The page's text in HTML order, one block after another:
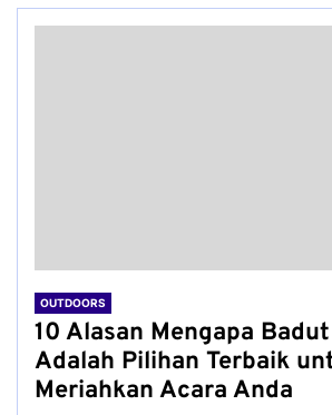
OUTDOORS
10 Alasan Mengapa
Adalah Pilihan Terbaik
Meriahkan Acara Anda